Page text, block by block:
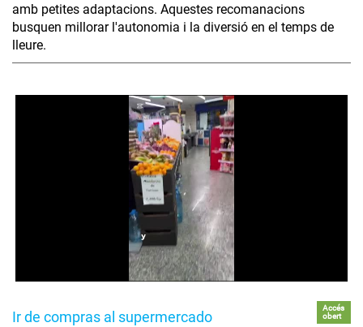
amb petites adaptacions. Aquestes recomanacions
busquen millorar l'autonomia i la diversió en el temps de
lleure.
Ir de compras al supermercado
Accés
obert